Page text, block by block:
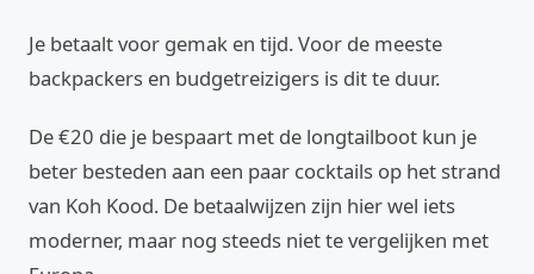
Je betaalt voor gemak en tijd. Voor de meeste
backpackers en budgetreizigers is dit te duur.
De €20 die je bespaart met de longtailboot kun je
beter besteden aan een paar cocktails op het strand
van Koh Kood. De betaalwijzen zijn hier wel iets
moderner, maar nog steeds niet te vergelijken met